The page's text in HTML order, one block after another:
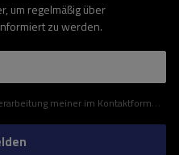
um regelmäßig über
zu werden.
Daten gemäß der Verordnung (EU) des Europäischen Parlaments und des Rates zu.